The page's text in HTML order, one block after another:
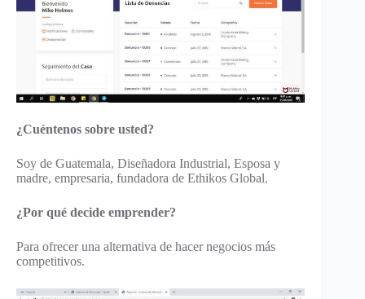
¿Cuéntenos sobre usted?
Soy de Guatemala, Diseñadora Industrial, Esposa y
madre, empresaria, fundadora de Ethikos Global.
¿Por qué decide emprender?
Para ofrecer una alternativa de hacer negocios más
competitivos.